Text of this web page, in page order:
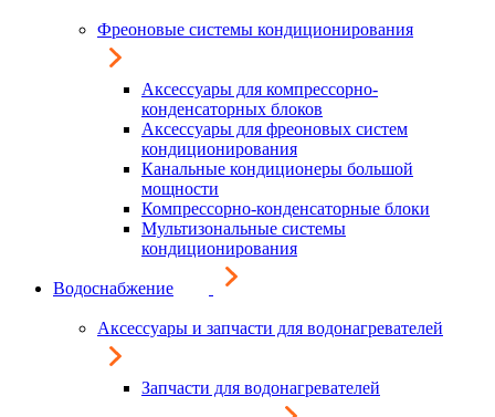
Фреоновые системы кондиционирования
Аксессуары для компрессорно-
конденсаторных блоков
Аксессуары для фреоновых систем
кондиционирования
Канальные кондиционеры большой
мощности
Компрессорно-конденсаторные блоки
Мультизональные системы
кондиционирования
Водоснабжение
Аксессуары и запчасти для водонагревателей
Запчасти для водонагревателей